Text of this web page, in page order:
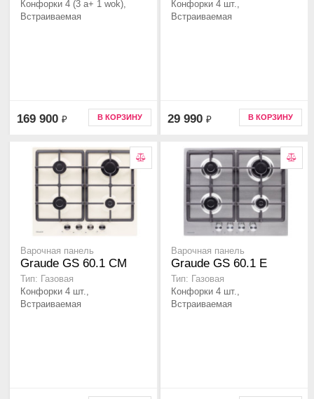
Конфорки 4 (3 а+ 1 wok),
Встраиваемая
169 900 ₽ В КОРЗИНУ
Конфорки 4 шт.,
Встраиваемая
29 990 ₽ В КОРЗИНУ
Варочная панель
Graude GS 60.1 CM
Тип: Газовая
Конфорки 4 шт.,
Встраиваемая
Варочная панель
Graude GS 60.1 E
Тип: Газовая
Конфорки 4 шт.,
Встраиваемая